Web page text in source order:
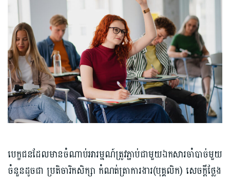
បេក្ខជនដែលមានចំណាប់អារម្មណ៍ត្រូវភ្ជាប់ជាមួយឯកសារចាំបាច់មួយ
ចំនួនដូចជា ប្រតិចារិកសិក្សា កំណត់ត្រាការងារ(បុគ្គលិក) សេចក្តីថ្លែង